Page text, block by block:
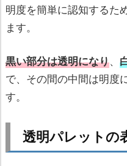
明度を簡単に認知するた
ます。
黒い部分は透明になり、
で、その間の中間は明度
す。
透明パレットの